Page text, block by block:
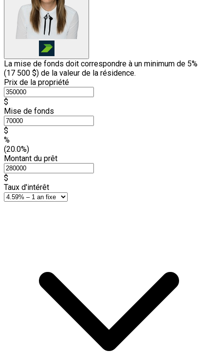
La mise de fonds doit correspondre à un minimum de 5%
(17 500 $) de la valeur de la résidence.
Prix de la propriété
$
Mise de fonds
$
%
(20.0%)
Montant du prêt
$
Taux d'intérêt